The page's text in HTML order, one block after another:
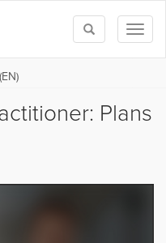
Toggle
search
Plans